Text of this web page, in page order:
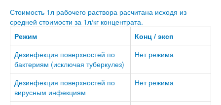
Стоимость 1л рабочего раствора расчитана исходя из
средней стоимости за 1л/кг концентрата.
Режим
Конц / эксп
Дезинфекция поверхностей по
бактериям (исключая туберкулез)
Нет режима
Дезинфекция поверхностей по
вирусным инфекциям
Нет режима